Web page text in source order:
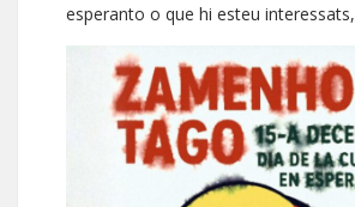
esperanto o que hi esteu interessats,